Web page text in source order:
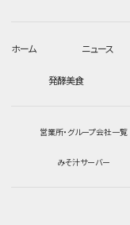
ホーム ニュース
発酵美食
営業所・グループ会社一覧
みそ汁サーバー